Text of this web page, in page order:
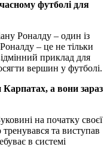
футболі для
Роналду – один із
– це не тільки
приклад для
вершин у футболі.
а вони зараз
на початку своєї
та виступав
в системі